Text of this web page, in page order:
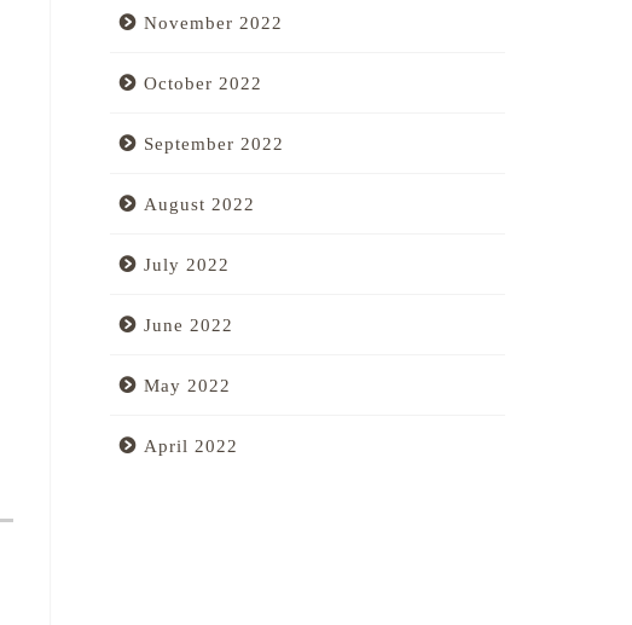
November 2022
October 2022
September 2022
August 2022
July 2022
June 2022
May 2022
April 2022